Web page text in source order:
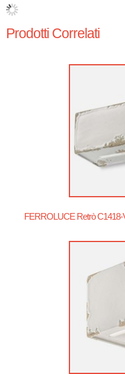
Prodotti Correlati
FERROLUCE Retrò C1418-